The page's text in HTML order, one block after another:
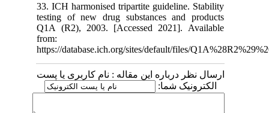
33. ICH harmonised tripartite guideline. Stability
testing of new drug substances and products
Q1A (R2), 2003. [Accessed 2021]. Available
from:
https://database.ich.org/sites/default/files/
ارسال نظر درباره این مقاله : نام کاربری یا پست
الکترونیک شما: